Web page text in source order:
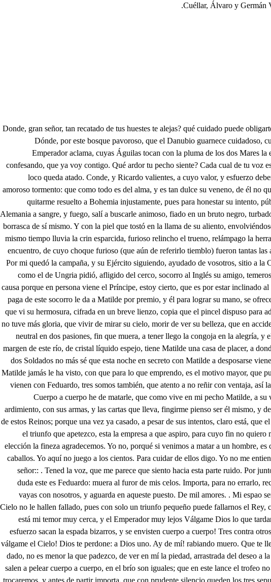
Cuéllar, Álvaro y Germán
Donde, gran señor, tan recatado de tus huestes te alejas? qué cuidado puede obligarte a tanta demasía, cuando cercada ya tienes a Ungría, y esta noche el asalto procuramos de tu invencible diestra? a dónde vamos? Dónde, por este bosque pavoroso, que el Danubio guarnece cuidadoso, cuando sus verdes márgenes quebranta, nos conduces, señor, con prisa tanta? No eres tu Federico, a quien la fama de todo el Norte Emperador aclama, cuyas Águilas tocan con la pluma de los dos Mares la erizada espuma? Dinos tu pena. . Dinos tu cuidado. De un enemigo ardor vivo abrasado. Si condena a arrastrarte ese enemigo, ve confesando, que ya voy contigo. Qué ardor tu pecho siente? Cada cual de tu voz está pendiente. Catarro. . Gran señor. A este olmo puedes los caballos atar. Ya, porque quedes libre de ese cuidado, cada cual como loco queda atado. Conde, y Ricardo valientes, a cuyo valor, y esfuerzo deben el aplauso y fama las Águilas del Imperio: no os admire, que hasta ahora, con torpe, y mudo silencio, os recatase la causa de mi amoroso tormento: que como todo es del alma, y es tan dulce su veneno, de él no quiso daros parte, solo por lograrle entero. Ya sabéis, que el Rey de Ungria, contra mis armas opuesto, tomó animoso las suyas para quitarme resuelto a Bohemia injustamente, pues para honestar su intento, pública, que ha sido siempre sujeta al Ungaro Cetro. Pero yo en defensa mía, viendo que osado y resuelto iba talando los campos de Alemania a sangre, y fuego, salí a buscarle animoso, fiado en un bruto negro, turbado asombro del aire, noble exhalación del viento, en cuyo bajel con alma, haciendo sus manos remos, en torbellinos de espuma fue borrasca de sí mismo. Y con la piel que tostó en la llama de su aliento, envolviéndose en abismos de polvo, que hacía inquieto, con el ardiente coraje, parecía desde lejos nube preñada de horrores, de quien era a un mismo tiempo lluvia la crin esparcida, furioso relincho el trueno, relámpago la herradura, y rayo el mismo corriendo. Trabose en fin la batalla de uno y otro campo y ciegos de furor los embestimos, de cuyo bizarro encuentro, de cuyo choque furioso (que aún de referirlo tiemblo) fueron tantas las astillas, que de las picas salieron a ese móvil estrellado, que el Sol desde su Emisferio pudo ver por celosías todo el teatro funesto. Por mi quedó la campaña, y su Ejército siguiendo, ayudado de vosotros, sitio a la Ciudad he puesto de Ungria, que a no servirle de foso el Danubro, pienso, que ya sería su orgullo de la violencia trofeo. Hoy supe como el de Ungria pidió, afligido del cerco, socorro al Inglés su amigo, temeroso de mi empeño. El Príncipe Feduardo, de Inglaterra heredero, con veinte mil hombres bruma del mar los hombros soberbios. La causa porque en persona viene el Príncipe, estoy cierto, que es por estar inclinado al soberano sujeto de la Princesa Matilde, que hereda de Ungria el Cetro. El Rey su padre, con él hecho tiene este concierto, que en paga de este socorro le da a Matilde por premio, y él para lograr su mano, se ofrece al heroico empeño. Que se oponga contra mí nada importa, solo siento, que Feduardo se case con Matilde, pues suspenso desde que vi su hermosura, cifrada en un breve lienzo, copia que el pincel dispuso para admiración del tiempo, fue el amor tan poderoso, y tan extraño el afecto, que en el pecho se introdujo, que desde entonces confieso no tuve más gloria, que vivir de mirar su cielo, morir de ver su belleza, que en accidentes diversos, cuando la olvido, me abraso, cuando la adoro, me hielo. Precepto injusto de Amor, de diferencias compuesto, pues neutral en dos pasiones, fin que muera, a tener llego la congoja en la alegría, y el alivio en el tormento. Amigos, yo estoy sin mí, que esta pasión, este incendio me condena la memoria a eterno desasosiego. A la margen de este río, de cristal líquido